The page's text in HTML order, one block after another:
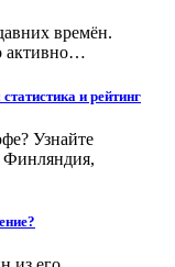
времён.
активно…
и рейтинг
Узнайте
Финляндия,